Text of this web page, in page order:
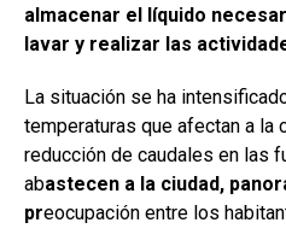
almacenar el líquido
lavar y realizar las
La situación se ha
temperaturas que afectan a la
reducción de caudales en las
abastecen a la ciudad,
preocupación entre los